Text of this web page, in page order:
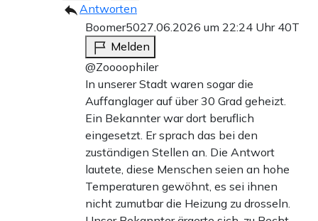
Antworten
Boomer5027.06.2026 um 22:24 Uhr 40T
Melden
@Zoooophiler
In unserer Stadt waren sogar die
Auffanglager auf über 30 Grad geheizt.
Ein Bekannter war dort beruflich
eingesetzt. Er sprach das bei den
zuständigen Stellen an. Die Antwort
lautete, diese Menschen seien an hohe
Temperaturen gewöhnt, es sei ihnen
nicht zumutbar die Heizung zu drosseln.